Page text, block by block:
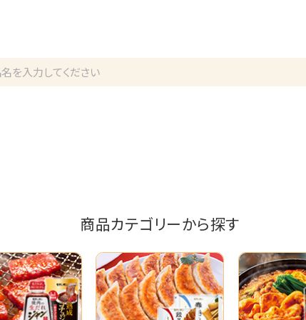
商品カテゴリーから探す